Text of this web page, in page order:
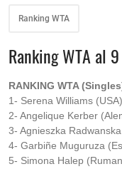
Ranking WTA
Ranking WTA al
RANKING WTA
1- Serena Williams
2- Angelique Kerber
3- Agnieszka
4- Garbiñe Muguruza
5- Simona Halep